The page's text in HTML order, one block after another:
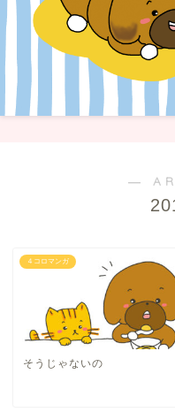
―
４コロマンガ
そうじゃないの